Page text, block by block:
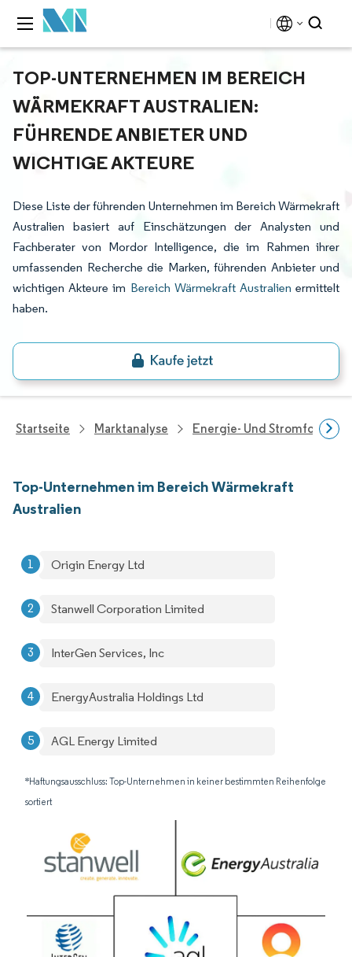
TOP-UNTERNEHMEN IM BEREICH
WÄRMEKRAFT AUSTRALIEN:
FÜHRENDE ANBIETER UND
WICHTIGE AKTEURE
Diese Liste der führenden Unternehmen im Bereich Wärmekraft
Australien basiert auf Einschätzungen der Analysten und
Fachberater von Mordor Intelligence, die im Rahmen ihrer
umfassenden Recherche die Marken, führenden Anbieter und
wichtigen Akteure im Bereich Wärmekraft Australien ermittelt
haben.
Startseite Marktanalyse Energie- Und
Top-Unternehmen im Bereich Wärmekraft
Australien
Origin Energy Ltd
Stanwell Corporation Limited
InterGen Services, Inc
EnergyAustralia Holdings Ltd
AGL Energy Limited
*Haftungsausschluss: Top-Unternehmen in keiner bestimmten Reihenfolge
sortiert